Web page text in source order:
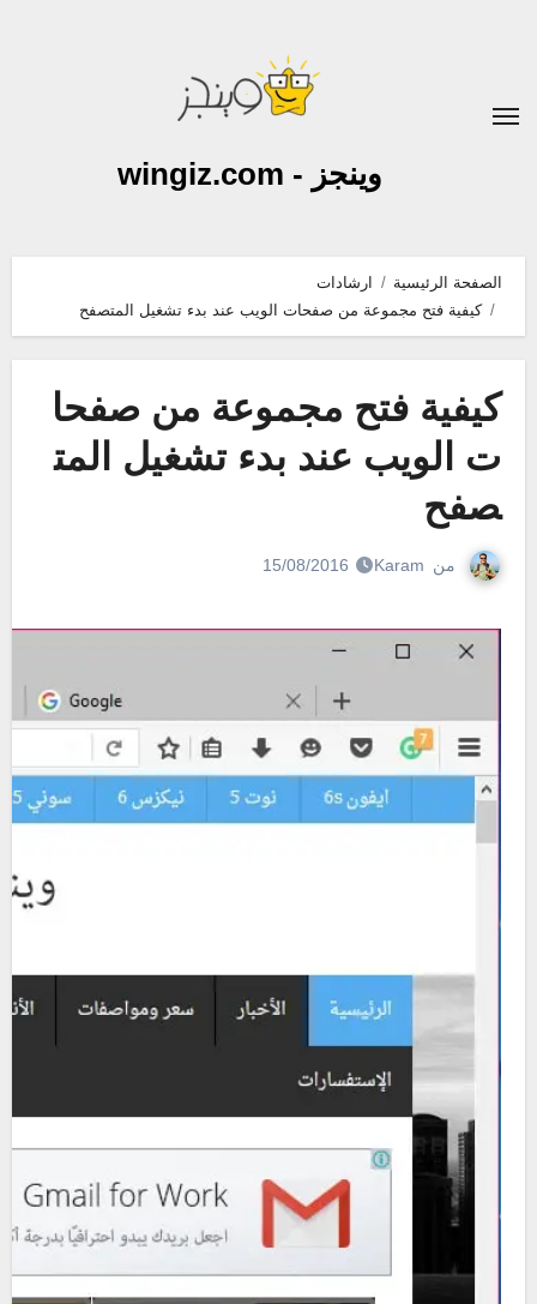
وينجز - wingiz.com
الصفحة الرئيسية
ارشادات
كيفية فتح مجموعة من صفحات الويب عند بدء تشغيل المتصفح
كيفية فتح مجموعة من صفحا
ت الويب عند بدء تشغيل المت
صفح
من Karam
15/08/2016